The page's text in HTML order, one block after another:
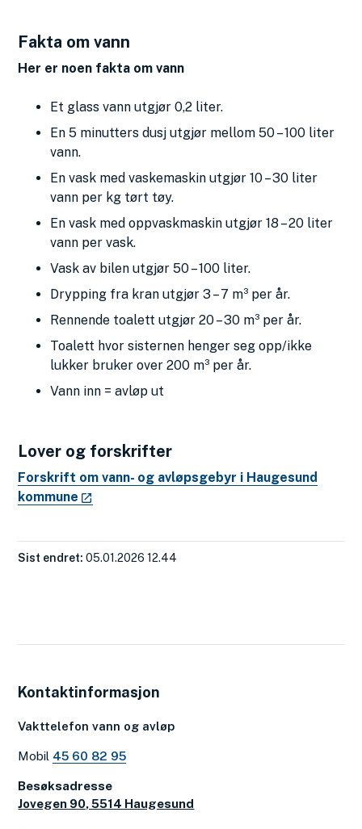
Fakta om vann
Her er noen fakta om vann
Et glass vann utgjør 0,2 liter.
En 5 minutters dusj utgjør mellom 50 – 100 liter
vann.
En vask med vaskemaskin utgjør 10 – 30 liter
vann per kg tørt tøy.
En vask med oppvaskmaskin utgjør 18 – 20 liter
vann per vask.
Vask av bilen utgjør 50 – 100 liter.
Drypping fra kran utgjør 3 – 7 m³ per år.
Rennende toalett utgjør 20 – 30 m³ per år.
Toalett hvor sisternen henger seg opp/ikke
lukker bruker over 200 m³ per år.
Vann inn = avløp ut
Lover og forskrifter
Forskrift om vann- og avløpsgebyr i Haugesund
kommune
Sist endret 05.01.2026 12.44
Kontaktinformasjon
Vakttelefon vann og avløp
Mobil 45 60 82 95
Besøksadresse
Jovegen 90, 5514 Haugesund